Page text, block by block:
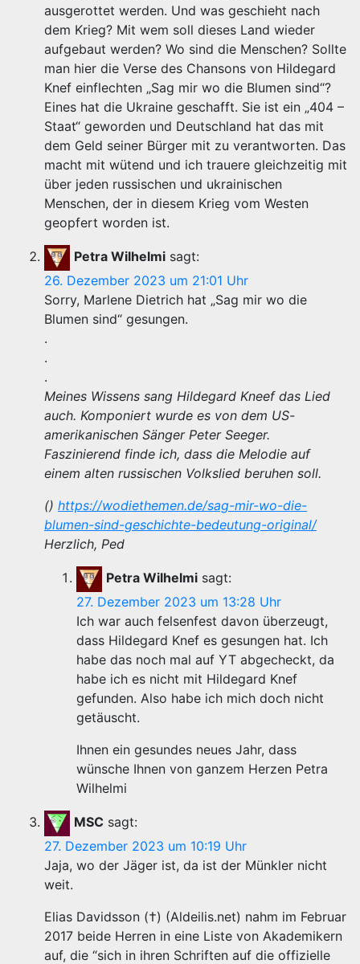
ausgerottet werden. Und was geschieht nach
dem Krieg? Mit wem soll dieses Land wieder
aufgebaut werden? Wo sind die Menschen? Sollte
man hier die Verse des Chansons von Hildegard
Knef einflechten „Sag mir wo die Blumen sind“?
Eines hat die Ukraine geschafft. Sie ist ein „404 –
Staat“ geworden und Deutschland hat das mit
dem Geld seiner Bürger mit zu verantworten. Das
macht mit wütend und ich trauere gleichzeitig mit
über jeden russischen und ukrainischen
Menschen, der in diesem Krieg vom Westen
geopfert worden ist.
Petra Wilhelmi sagt:
26. Dezember 2023 um 21:01 Uhr
Sorry, Marlene Dietrich hat „Sag mir wo die
Blumen sind“ gesungen.
.
.
.
Meines Wissens sang Hildegard Kneef das Lied
auch. Komponiert wurde es von dem US-
amerikanischen Sänger Peter Seeger.
Faszinierend finde ich, dass die Melodie auf
einem alten russischen Volkslied beruhen soll.
() https://wodiethemen.de/sag-mir-wo-die-
blumen-sind-geschichte-bedeutung-original/
Herzlich, Ped
Petra Wilhelmi sagt:
27. Dezember 2023 um 13:28 Uhr
Ich war auch felsenfest davon überzeugt,
dass Hildegard Knef es gesungen hat. Ich
habe das noch mal auf YT abgecheckt, da
habe ich es nicht mit Hildegard Knef
gefunden. Also habe ich mich doch nicht
getäuscht.
Ihnen ein gesundes neues Jahr, dass
wünsche Ihnen von ganzem Herzen Petra
Wilhelmi
MSC sagt:
27. Dezember 2023 um 10:19 Uhr
Jaja, wo der Jäger ist, da ist der Münkler nicht
weit.
Elias Davidsson (†) (Aldeilis.net) nahm im Februar
2017 beide Herren in eine Liste von Akademikern
auf, die “sich in ihren Schriften auf die offizielle